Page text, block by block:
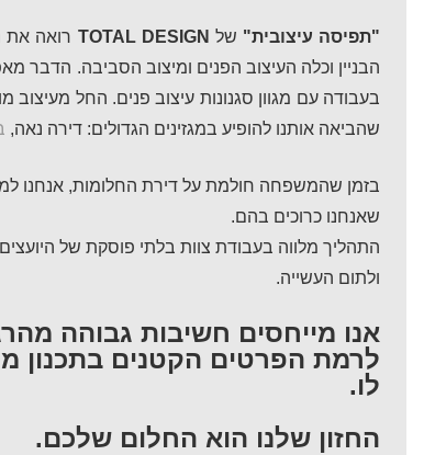
"תפיסה עיצובית" של TOTAL DESIGN רואה את
הבניין וכלה העיצוב הפנים ומיצוב הסביבה. הדבר
בעבודה עם מגוון סגנונות עיצוב פנים. החל מעיצוב
שהביאה אותנו להופיע במגזינים הגדולים: דירה נאה,
בזמן שהמשפחה חולמת על דירת החלומות, אנחנו
שאנחנו כרוכים בהם.
התהליך מלווה בעבודת צוות בלתי פוסקת של
ולתום העשייה.
אנו מייחסים חשיבות גבוהה
לרמת הפרטים הקטנים בתכנון
לו.
החזון שלנו הוא החלום שלכם.
עיצוב
עיצוב